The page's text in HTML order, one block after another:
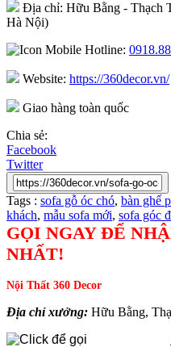
Địa chỉ: Hữu Bằng - Thạch
Hà Nội)
Hotline:
Website: https://360decor.vn/
Giao hàng toàn quốc
Chia sẻ:
Facebook
Twitter
Tags : sofa gỗ óc chó, bàn ghế
khách, mẫu sofa mới, sofa góc
GỌI NGAY ĐỂ
NHẤT!
Nội Thất 360 Decor
Địa chỉ xưởng: Hữu Bằng,